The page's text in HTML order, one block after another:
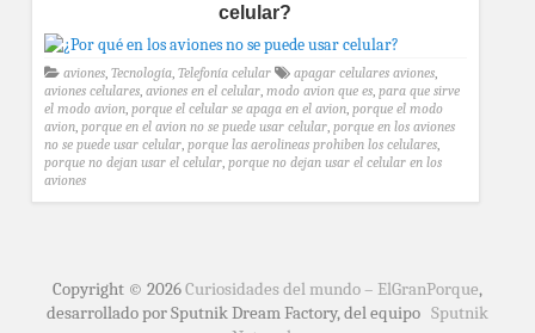
celular?
aviones, Tecnología, Telefonía celular apagar celulares aviones,
aviones celulares, aviones en el celular, modo avion que es, para que sirve
el modo avion, porque el celular se apaga en el avion, porque el modo
avion, porque en el avion no se puede usar celular, porque en los aviones
no se puede usar celular, porque las aerolineas prohiben los celulares,
porque no dejan usar el celular, porque no dejan usar el celular en los
aviones
Copyright © 2026Curiosidades del mundo – ElGranPorque,
desarrollado por Sputnik Dream Factory, del equipo Sputnik